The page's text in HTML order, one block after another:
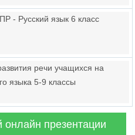
- Русский язык 6 класс
речи учащихся на
языка 5-9 классы
онлайн презентации